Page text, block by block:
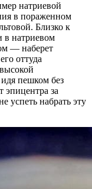
натриевой
в пораженном
Близко к
в натриевом
— наберет
оттуда
пешком без
эпицентра за
успеть набрать эту